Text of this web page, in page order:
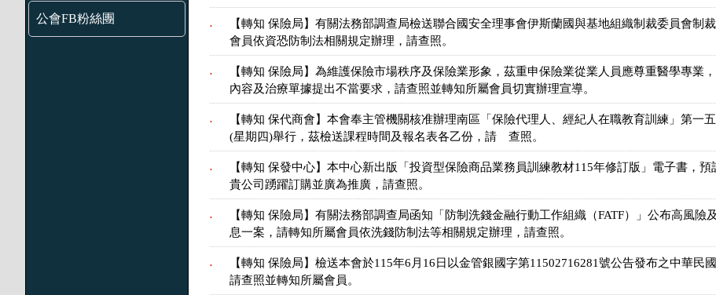
公會FB粉絲團 .
【轉知 保險局】有關法務部調查局檢送聯合國安全理事會伊斯蘭國與基地組織制裁委員會制
會員依資恐防制法相關規定辦理，請查照。
.
【轉知 保險局】為維護保險市場秩序及保險業形象，茲重申保險業從業人員應尊重醫學專業
內容及治療單據提出不當要求，請查照並轉知所屬會員切實辦理宣導。
.
【轉知 保代商會】本會奉主管機關核准辦理南區「保險代理人、經紀人在職教育訓練」第一
(星期四)舉行，茲檢送課程時間及報名表各乙份，請 查照。
.
【轉知 保發中心】本中心新出版「投資型保險商品業務員訓練教材115年修訂版」電子書，
貴公司踴躍訂購並廣為推廣，請查照。
.
【轉知 保險局】有關法務部調查局函知「防制洗錢金融行動工作組織（FATF）」公布高風險
息一案，請轉知所屬會員依洗錢防制法等相關規定辦理，請查照。
.
【轉知 保險局】檢送本會於115年6月16日以金管銀國字第11502716281號公告發布之中華民
請查照並轉知所屬會員。